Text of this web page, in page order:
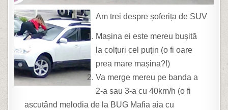
Am trei despre șoferița de SUV
Mașina ei este mereu bușită
la colțuri cel puțin (o fi oare
prea mare mașina?!)
Va merge mereu pe banda a
2-a sau 3-a cu 40km/h (o fi
ascutând melodia de la BUG Mafia aia cu